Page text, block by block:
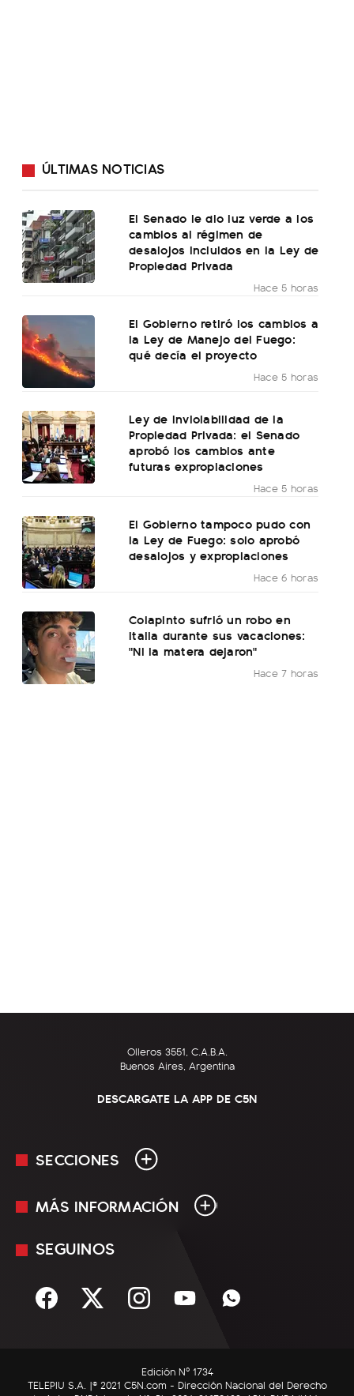
ÚLTIMAS NOTICIAS
El Senado le dio luz verde a los
cambios al régimen de
desalojos incluidos en la Ley de
Propiedad Privada
Hace 5 horas
El Gobierno retiró los cambios a
la Ley de Manejo del Fuego:
qué decía el proyecto
Hace 5 horas
Ley de Inviolabilidad de la
Propiedad Privada: el Senado
aprobó los cambios ante
futuras expropiaciones
Hace 5 horas
El Gobierno tampoco pudo con
la Ley de Fuego: solo aprobó
desalojos y expropiaciones
Hace 6 horas
Colapinto sufrió un robo en
Italia durante sus vacaciones:
"Ni la matera dejaron"
Hace 7 horas
Olleros 3551, C.A.B.A.
Buenos Aires, Argentina
DESCARGATE LA APP DE C5N
SECCIONES
En Vivo
Sociedad
C5N Autos
MÁS INFORMACIÓN
Mediakit
Términos y condiciones
SEGUINOS
Edición Nº 1734
TELEPIU S.A. |© 2021 C5N.com - Dirección Nacional del Derecho